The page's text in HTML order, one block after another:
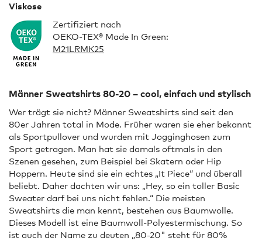
Viskose
Zertifiziert nach
OEKO-TEX® Made In Green:
M21LRMK25
Männer Sweatshirts 80-20 – cool, einfach und stylisch
Wer trägt sie nicht? Männer Sweatshirts sind seit den
80er Jahren total in Mode. Früher waren sie eher bekannt
als Sportpullover und wurden mit Jogginghosen zum
Sport getragen. Man hat sie damals oftmals in den
Szenen gesehen, zum Beispiel bei Skatern oder Hip
Hoppern. Heute sind sie ein echtes „It Piece“ und überall
beliebt. Daher dachten wir uns: „Hey, so ein toller Basic
Sweater darf bei uns nicht fehlen.“ Die meisten
Sweatshirts die man kennt, bestehen aus Baumwolle.
Dieses Modell ist eine Baumwoll-Polyestermischung. So
ist auch der Name zu deuten „80-20" steht für 80%